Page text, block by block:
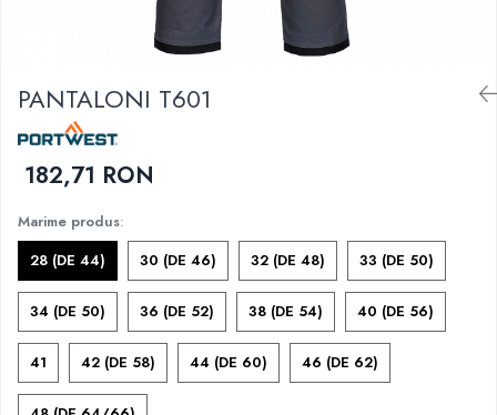
JACHETE DE LUCRU
JACHETE VATUITE
INDUSTRIA ALIMENTARA
GENUNCHIERE
MULTIRISC
CAMASI
FESURI, SEPCI, CAPISOANE
FLEECE
HANORACE
PANTALONI T601
182,71 RON
Marime produs:
28 (DE 44)
30 (DE 46) 32 (DE 48) 33 (DE 50)
34 (DE 50) 36 (DE 52) 38 (DE 54) 40 (DE 56)
41 42 (DE 58) 44 (DE 60) 46 (DE 62)